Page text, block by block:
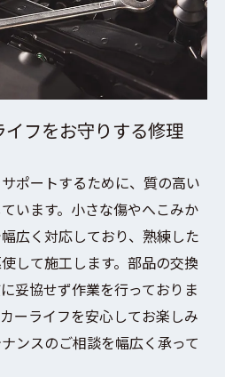
フをお守りする修理
ポートするために、質の高い
います。小さな傷やへこみか
広く対応しており、熟練した
して施工します。部品の交換
妥協せず作業を行っておりま
ーライフを安心してお楽しみ
ンスのご相談を幅広く承って